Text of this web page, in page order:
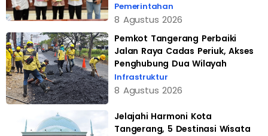
Pemerintahan
8 Agustus 2026
Pemkot Tangerang Perbaiki
Jalan Raya Cadas Periuk, Akses
Penghubung Dua Wilayah
Infrastruktur
8 Agustus 2026
Jelajahi Harmoni Kota
Tangerang, 5 Destinasi Wisata